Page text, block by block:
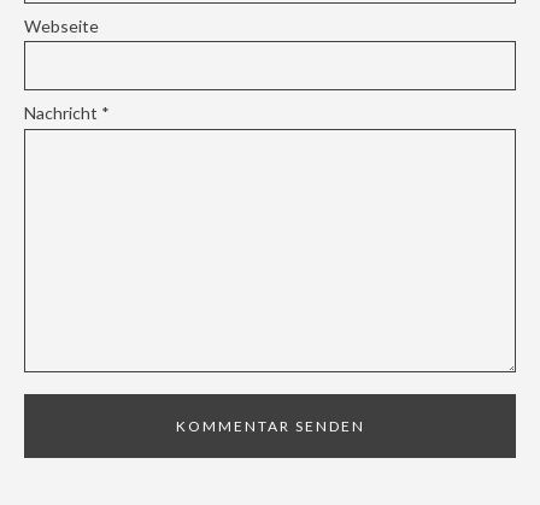
Webseite
Nachricht *